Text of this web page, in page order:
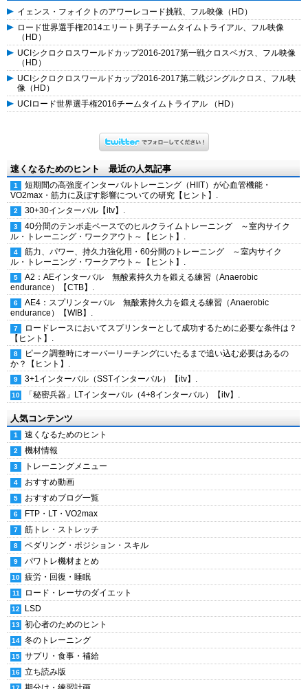
イェンス・フォイクトのアワーレコード挑戦、フル映像（HD）
ロード世界選手権2014エリート男子チームタイムトライアル、フル映像
（HD）
UCIシクロクロスワールドカップ2016-2017第一戦クロスベガス、フル映像
（HD）
UCIシクロクロスワールドカップ2016-2017第二戦ジングルクロス、フル映
像（HD）
UCIロード世界選手権2016チームタイムトライアル （HD）
速くなるためのヒント 最近の人気記事
短期間の高強度インターバルトレーニング（HIIT）が心血管機能・
VO2max・筋力に及ぼす影響についての研究【ヒント】.
30+30インターバル【itv】.
40分間のテンポ走ペースでのヒルクライムトレーニング ～室内サイク
ル・トレーニング・ワークアウト～【ヒント】.
筋力、パワー、持久力強化用・60分間のトレーニング ～室内サイク
ル・トレーニング・ワークアウト～【ヒント】.
A2：AEインターバル 無酸素持久力を鍛える練習（Anaerobic
endurance）【CTB】.
AE4：スプリンターバル 無酸素持久力を鍛える練習（Anaerobic
endurance）【WIB】.
ロードレースにおいてスプリンターとして成功するために必要な条件は？
【ヒント】.
ピーク調整時にオーバーリーチングにいたるまで追い込む必要はあるの
か？【ヒント】.
3+1インターバル（SSTインターバル）【itv】.
「秘密兵器」LTインターバル（4+8インターバル）【itv】.
人気コンテンツ
速くなるためのヒント
機材情報
トレーニングメニュー
おすすめ動画
おすすめブログ一覧
FTP・LT・VO2max
筋トレ・ストレッチ
ペダリング・ポジション・スキル
パワトレ機材まとめ
疲労・回復・睡眠
ロード・レーサのダイエット
LSD
初心者のためのヒント
冬のトレーニング
サプリ・食事・補給
立ち読み版